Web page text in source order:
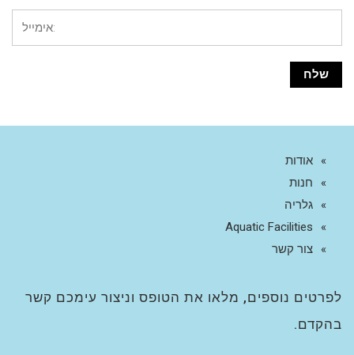
אודות
חנות
גלריה
Aquatic Facilities
צור קשר
לפרטים נוספים, מלאו את הטופס וניצור עימכם קשר
בהקדם.